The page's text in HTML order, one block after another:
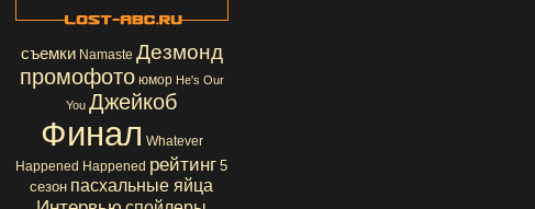
съемки Namaste Дезмонд
промофото юмор He's Our
You Джейкоб
Финал Whatever
Happened Happened рейтинг 5
сезон пасхальные яйца